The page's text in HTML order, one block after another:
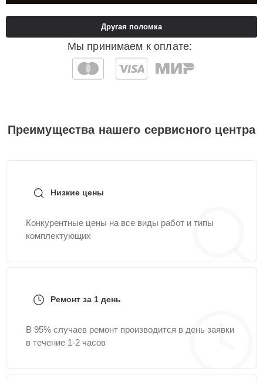
Мы принимаем к оплате:
Другая поломка
Преимущества нашего сервисного центра
Низкие цены
Конкурентные цены на все виды работ и типы
комплектующих
Ремонт за 1 день
В 95% случаев ремонт производится в день заявки
в течение 1-2 часов